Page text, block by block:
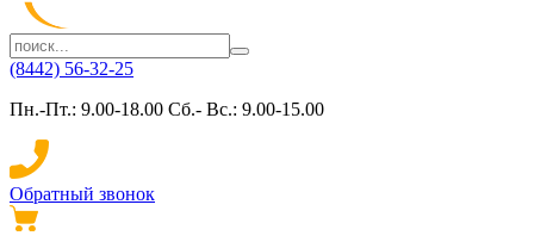
(8442) 56-32-25
Пн.-Пт.: 9.00-18.00 Сб.- Вс.: 9.00-15.00
Обратный звонок